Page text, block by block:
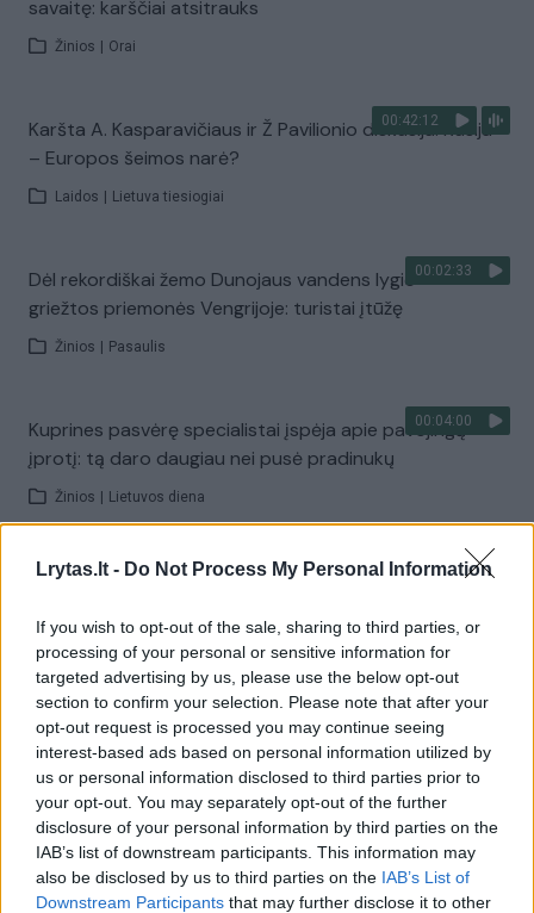
Lrytas.lt - Do Not Process My Personal Information
If you wish to opt-out of the sale, sharing to third parties, or
processing of your personal or sensitive information for
targeted advertising by us, please use the below opt-out
section to confirm your selection. Please note that after your
opt-out request is processed you may continue seeing
interest-based ads based on personal information utilized by
us or personal information disclosed to third parties prior to
your opt-out. You may separately opt-out of the further
disclosure of your personal information by third parties on the
IAB’s list of downstream participants. This information may
also be disclosed by us to third parties on the IAB’s List of
Downstream Participants that may further disclose it to other
savaitę: karščiai atsitrauks
Žinios Orai
00:42:12
Karšta A. Kasparavičiaus ir Ž Pavilionio diskusija: Rusija
– Europos šeimos narė?
Laidos Lietuva tiesiogiai
00:02:33
Dėl rekordiškai žemo Dunojaus vandens lygio –
griežtos priemonės Vengrijoje: turistai įtūžę
Žinios Pasaulis
00:04:00
Kuprines pasvėrę specialistai įspėja apie pavojingą
įprotį: tą daro daugiau nei pusė pradinukų
Žinios Lietuvos diena
Visi įrašai
Žiūrimiausi įrašai
Vaizdai iš tragiškos avarijos Vilniaus r.: dviejų moterų ir
vaiko gyvybių išgelbėti nepavyko
Žinios Lietuvos diena